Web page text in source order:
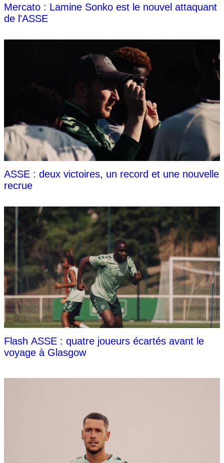
Mercato : Lamine Sonko est le nouvel attaquant
de l'ASSE
ASSE : deux victoires, un record et une nouvelle
recrue
Flash ASSE : quatre joueurs écartés avant le
voyage à Glasgow